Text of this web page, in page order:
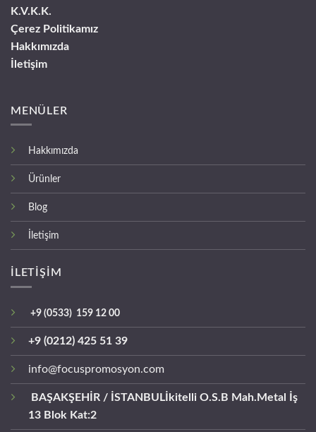
K.V.K.K.
Çerez Politikamız
Hakkımızda
İletişim
MENÜLER
Hakkımızda
Ürünler
Blog
İletişim
İLETİŞİM
+9 (0533) 159 12 00
+9 (0212) 425 51 39
info@focuspromosyon.com
BAŞAKŞEHİR / İSTANBUL İkitelli O.S.B Mah.Metal İş
13 Blok Kat:2